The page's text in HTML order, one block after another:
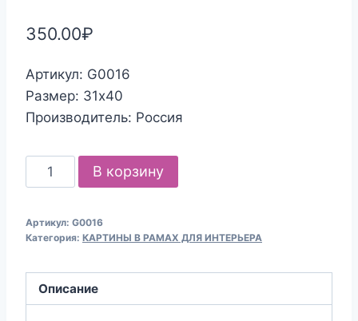
350.00₽
Артикул: G0016
Размер: 31х40
Производитель: Россия
Количество
товара
розы
картина
В корзину
Артикул: G0016
Категория: КАРТИНЫ В РАМАХ ДЛЯ ИНТЕРЬЕРА
Описание